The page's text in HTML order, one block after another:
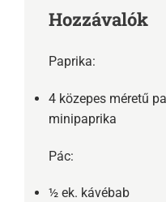
Hozzávalók
Paprika:
4 közepes méretű
minipaprika
Pác:
½ ek. kávébab